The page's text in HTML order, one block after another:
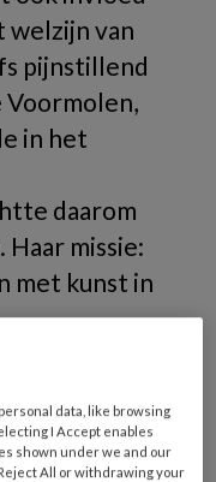
welzijn van
pijnstillend
in het
daarom
missie:
met kunst in
data, like browsing
I Accept enables
shown under we and our
All or withdrawing your